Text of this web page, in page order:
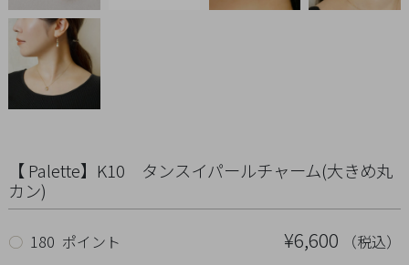
【 Palette】K10 タンスイパールチャーム(大きめ丸
カン)
¥6,600 （税込）
○ 180 ポイント
ALL
Necklace
Pierced
Earrings
Charm
Ring